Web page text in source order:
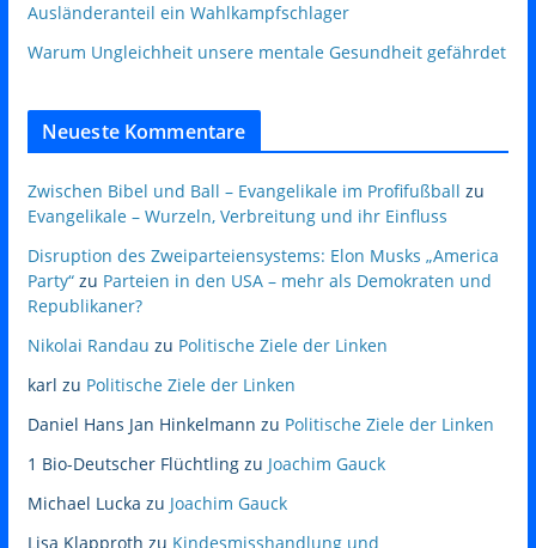
Ausländeranteil ein Wahlkampfschlager
Warum Ungleichheit unsere mentale Gesundheit gefährdet
Neueste Kommentare
Zwischen Bibel und Ball – Evangelikale im Profifußball zu
Evangelikale – Wurzeln, Verbreitung und ihr Einfluss
Disruption des Zweiparteiensystems: Elon Musks „America
Party“zu Parteien in den USA – mehr als Demokraten und
Republikaner?
Nikolai Randau zu Politische Ziele der Linken
karl zu Politische Ziele der Linken
Daniel Hans Jan Hinkelmann zu Politische Ziele der Linken
1 Bio-Deutscher Flüchtlingzu Joachim Gauck
Michael Lucka zu Joachim Gauck
Lisa Klapproth zu Kindesmisshandlung und